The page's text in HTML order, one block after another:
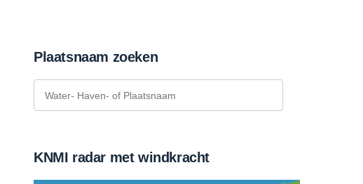
Plaatsnaam zoeken
KNMI radar met windkracht